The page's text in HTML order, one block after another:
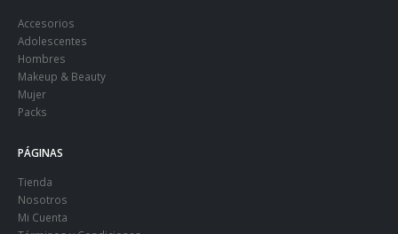
Accesorios
Adolescentes
Hombres
Makeup & Beauty
Mujer
Packs
PÁGINAS
Tienda
Nosotros
Mi Cuenta